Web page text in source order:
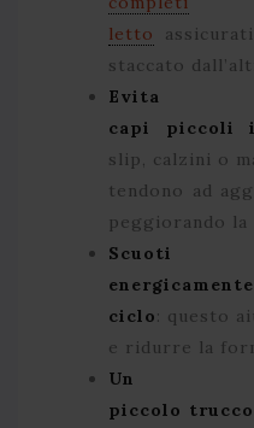
letto
staccato
Evita
capi piccoli
slip, calzini o
tendono ad
peggiorando la
Scuoti
ciclo: questo
e ridurre la
Un
piccolo